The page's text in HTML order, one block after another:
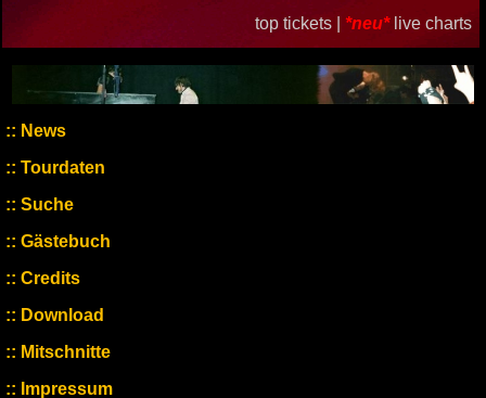
top tickets | *neu* live charts
News
Tourdaten
Suche
Gästebuch
Credits
Download
Mitschnitte
Impressum